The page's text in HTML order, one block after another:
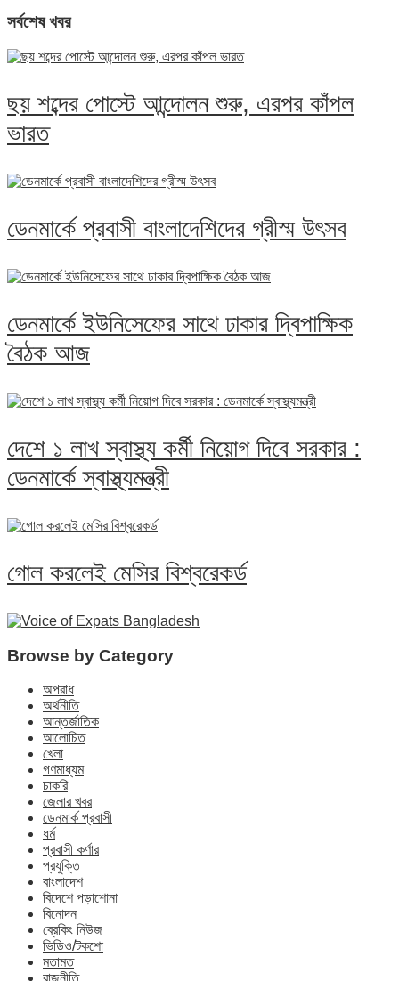
সর্বশেষ খবর
ছয় শব্দের পোস্টে আন্দোলন শুরু, এরপর কাঁপল
ভারত
ডেনমার্কে প্রবাসী বাংলাদেশিদের গ্রীস্ম উৎসব
ডেনমার্কে ইউনিসেফের সাথে ঢাকার দ্বিপাক্ষিক
বৈঠক আজ
দেশে ১ লাখ স্বাস্থ্য কর্মী নিয়োগ দিবে সরকার :
ডেনমার্কে স্বাস্থ্যমন্ত্রী
গোল করলেই মেসির বিশ্বরেকর্ড
Browse by Category
অপরাধ
অর্থনীতি
আন্তর্জাতিক
আলোচিত
খেলা
গণমাধ্যম
চাকরি
জেলার খবর
ডেনমার্ক প্রবাসী
ধর্ম
প্রবাসী কর্ণার
প্রযুক্তি
বাংলাদেশ
বিদেশে পড়াশোনা
বিনোদন
ব্রেকিং নিউজ
ভিডিও/টকশো
মতামত